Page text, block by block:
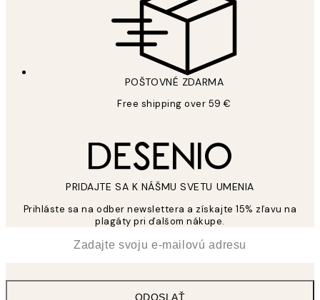
POŠTOVNÉ ZDARMA
Free shipping over 59 €
PRIDAJTE SA K NÁŠMU SVETU UMENIA
Prihláste sa na odber newslettera a získajte 15% zľavu na
plagáty pri ďalšom nákupe.
ODOSLAŤ